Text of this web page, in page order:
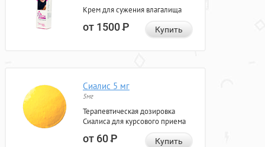
Крем для сужения влагалища
от 1500Р Купить
Сиалис 5 мг
5мг
Терапевтическая дозировка
Сиалиса для курсового приема
от 60Р Купить